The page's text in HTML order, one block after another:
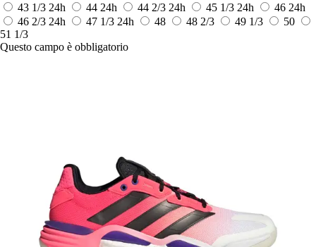
43 1/3 24h 44 24h 44 2/3 24h 45 1/3 24h 46 24h
46 2/3 24h 47 1/3 24h 48 48 2/3 49 1/3
50
51 1/3
Questo campo è obbligatorio